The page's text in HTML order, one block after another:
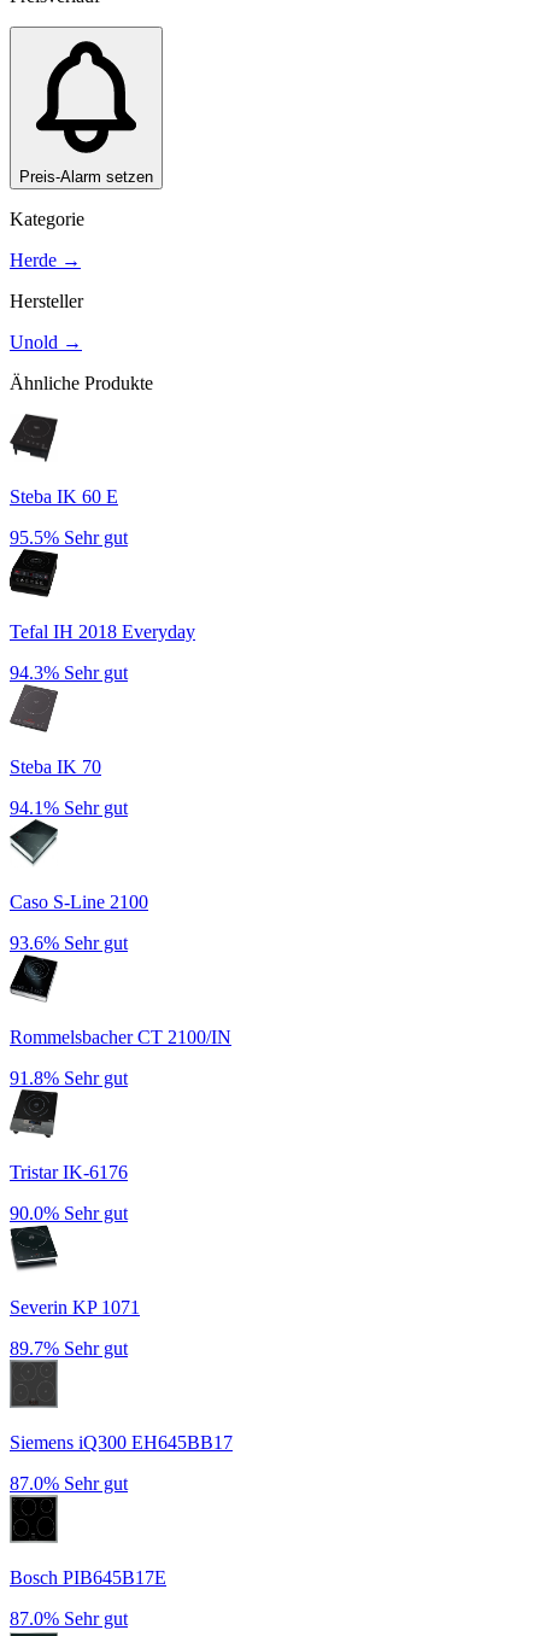
Preis-Alarm setzen
Kategorie
Herde →
Hersteller
Unold →
Ähnliche Produkte
Steba IK 60 E
95.5% Sehr gut
Tefal IH 2018 Everyday
94.3% Sehr gut
Steba IK 70
94.1% Sehr gut
Caso S-Line 2100
93.6% Sehr gut
Rommelsbacher CT 2100/IN
91.8% Sehr gut
Tristar IK-6176
90.0% Sehr gut
Severin KP 1071
89.7% Sehr gut
Siemens iQ300 EH645BB17
87.0% Sehr gut
Bosch PIB645B17E
87.0% Sehr gut